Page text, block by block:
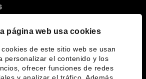
página web usa cookies
cookies de este sitio web se usan
personalizar el contenido y los
ofrecer funciones de redes
el Foro
idiomas